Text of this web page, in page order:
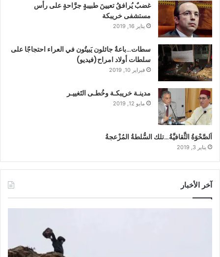
غضبٌ يُرافقُ تعيينَ طبيبةٍ جرَّاحةٍ على رأس
مستشفى خريبكة
يناير 16, 2019
سطات…باعةٌ جائلون يَبيتُون في العراء احتجاجًا على
سلطات أولاد امراح(فيديو)
فبراير 10, 2019
مدينـة خريبكـة وخُطـى التَغييـر
مايو 12, 2019
اَلصَّحْوَةُ الثَّقافيَّةُ…تلك السُّلطةُ المُزْعجةُ
يناير 3, 2019
آخر الأخبار